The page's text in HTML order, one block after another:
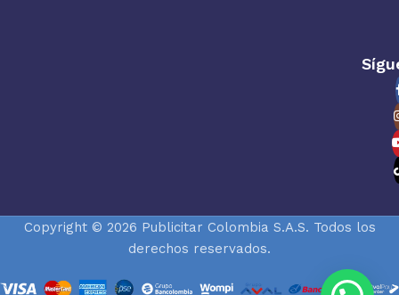
Copyright © 2026 Publicitar Colombia S.A.S. Todos los
derechos reservados.